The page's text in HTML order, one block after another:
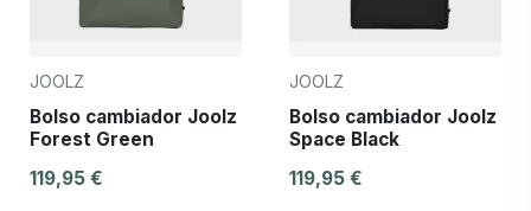
JOOLZ
Bolso cambiador Joolz
Forest Green
119,95 €
JOOLZ
Bolso cambiador Joolz
Space Black
119,95 €